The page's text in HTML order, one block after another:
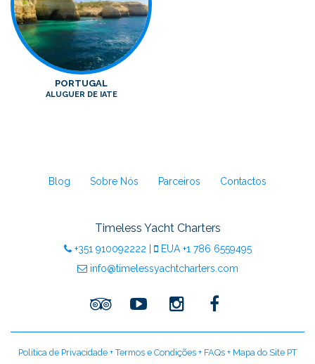
PORTUGAL
ALUGUER DE IATE
Blog Sobre Nós Parceiros Contactos
Timeless Yacht Charters
+351 910092222 EUA+1 786 6559495
info@timelessyachtcharters.com
Política de Privacidade +Termos e Condições + FAQs + Mapa do Site PT